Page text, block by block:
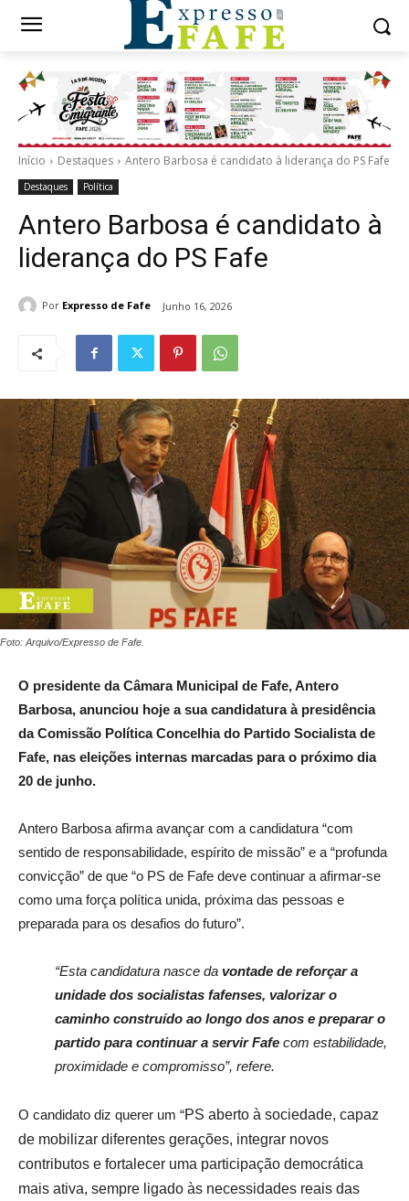
Início Destaques Antero Barbosa é candidato à liderança do PS Fafe
Destaques Política
Antero Barbosa é candidato à
liderança do PS Fafe
Por Expresso de Fafe Junho 16, 2026
Foto: Arquivo/Expresso de Fafe.
O presidente da Câmara Municipal de Fafe, Antero
Barbosa, anunciou hoje a sua candidatura à presidência
da Comissão Política Concelhia do Partido Socialista de
Fafe, nas eleições internas marcadas para o próximo dia
20 de junho.
Antero Barbosa afirma avançar com a candidatura “com
sentido de responsabilidade, espírito de missão” e a “profunda
convicção” de que “o PS de Fafe deve continuar a afirmar-se
como uma força política unida, próxima das pessoas e
preparada para os desafios do futuro”.
“Esta candidatura nasce da vontade de reforçar a
unidade dos socialistas fafenses, valorizar o
caminho construído ao longo dos anos e preparar o
partido para continuar a servir Fafe com estabilidade,
proximidade e compromisso”, refere.
O candidato diz querer um “PS aberto à sociedade, capaz
de mobilizar diferentes gerações, integrar novos
contributos e fortalecer uma participação democrática
mais ativa, sempre ligado às necessidades reais das